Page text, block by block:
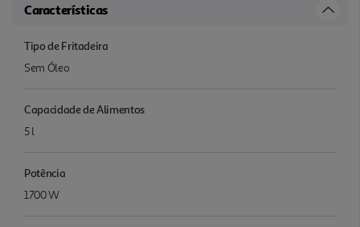
Características
Tipo de Fritadeira
Sem Óleo
Capacidade de Alimentos
5 l
Potência
1700 W